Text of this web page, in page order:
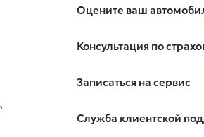
Оцените ваш
Консультация по
Записаться на сервис
Служба клиентской